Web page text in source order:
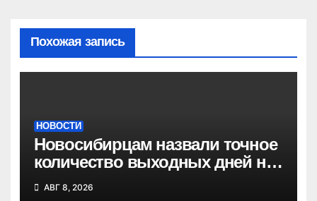
Похожая запись
НОВОСТИ
Новосибирцам назвали точное
количество выходных дней на
праздники в 2027 году
АВГ 8, 2026